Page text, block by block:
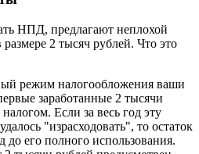
НПД, предлагают неплохой
2 тысяч рублей. Что это
режим налогообложения ваши
заработанные 2 тысячи
Если за весь год эту
"израсходовать", то остаток
его полного использования.